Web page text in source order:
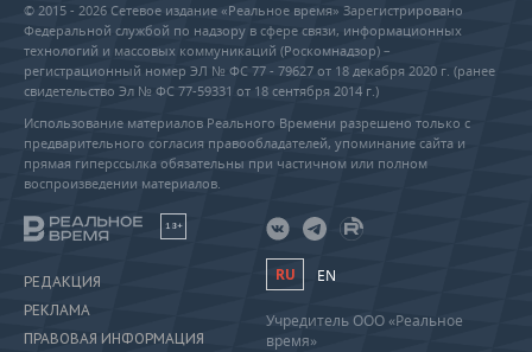
© 2015 - 2026 Сетевое издание «Реальное время» Зарегистрировано
Федеральной службой по надзору в сфере связи, информационных
технологий и массовых коммуникаций (Роскомнадзор) –
регистрационный номер ЭЛ № ФС 77 - 79627 от 18 декабря 2020 г. (ранее
свидетельство Эл № ФС 77-59331 от 18 сентября 2014 г.)
Использование материалов Реального Времени разрешено только с
предварительного согласия правообладателей, упоминание сайта и
прямая гиперссылка обязательны при частичном или полном
воспроизведении материалов.
18+
РЕДАКЦИЯ
РЕКЛАМА
ПРАВОВАЯ ИНФОРМАЦИЯ
RU EN
Учредитель ООО «Реальное
время»